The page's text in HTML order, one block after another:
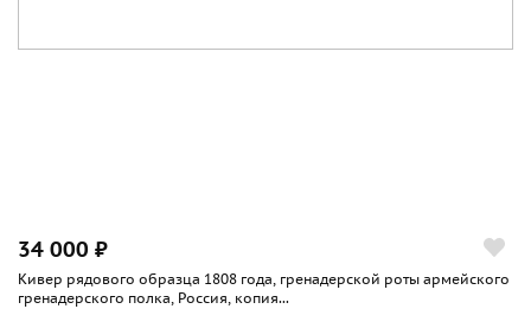
34 000 ₽
Кивер рядового образца 1808 года, гренадерской роты армейского
гренадерского полка, Россия, копия...